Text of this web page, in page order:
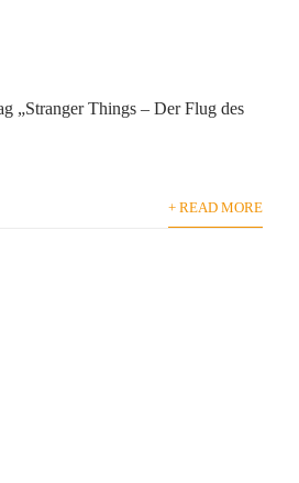
„Stranger Things – Der Flug des
+ READ MORE